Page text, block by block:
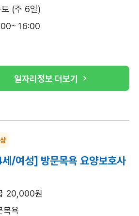
(주 6일)
일자리정보 더보기
/여성] 방문목욕 요양보호사
20,000원
목욕